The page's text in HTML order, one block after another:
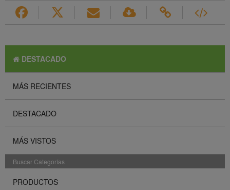
DESTACADO
MÁS RECIENTES
DESTACADO
MÁS VISTOS
Buscar Categorías
PRODUCTOS